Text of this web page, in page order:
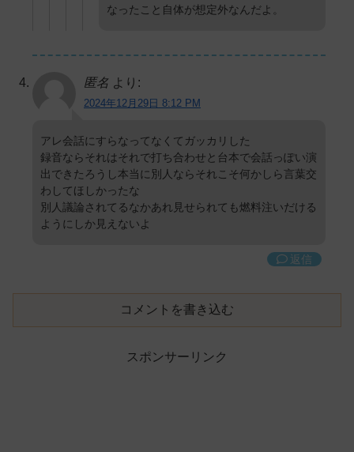
なったこと自体が想定外なんだよ。
匿名 より:
2024年12月29日 8:12 PM
アレ会話にすらなってなくてガッカリした
録音ならそれはそれで打ち合わせと台本で会話っぽい演
出できたろうし本当に別人ならそれこそ何かしら言葉交
わしてほしかったな
別人議論されてるなかあれ見せられても燃料注いだける
ようにしか見えないよ
返信
コメントを書き込む
スポンサーリンク